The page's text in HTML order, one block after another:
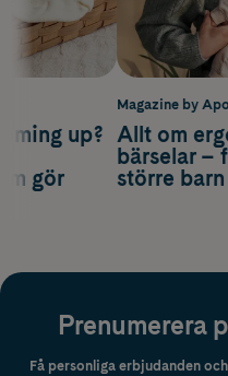
up?
gör
Magazine by
Allt om
bärselar –
större barn
Prenumerera
Få personliga erbjudanden